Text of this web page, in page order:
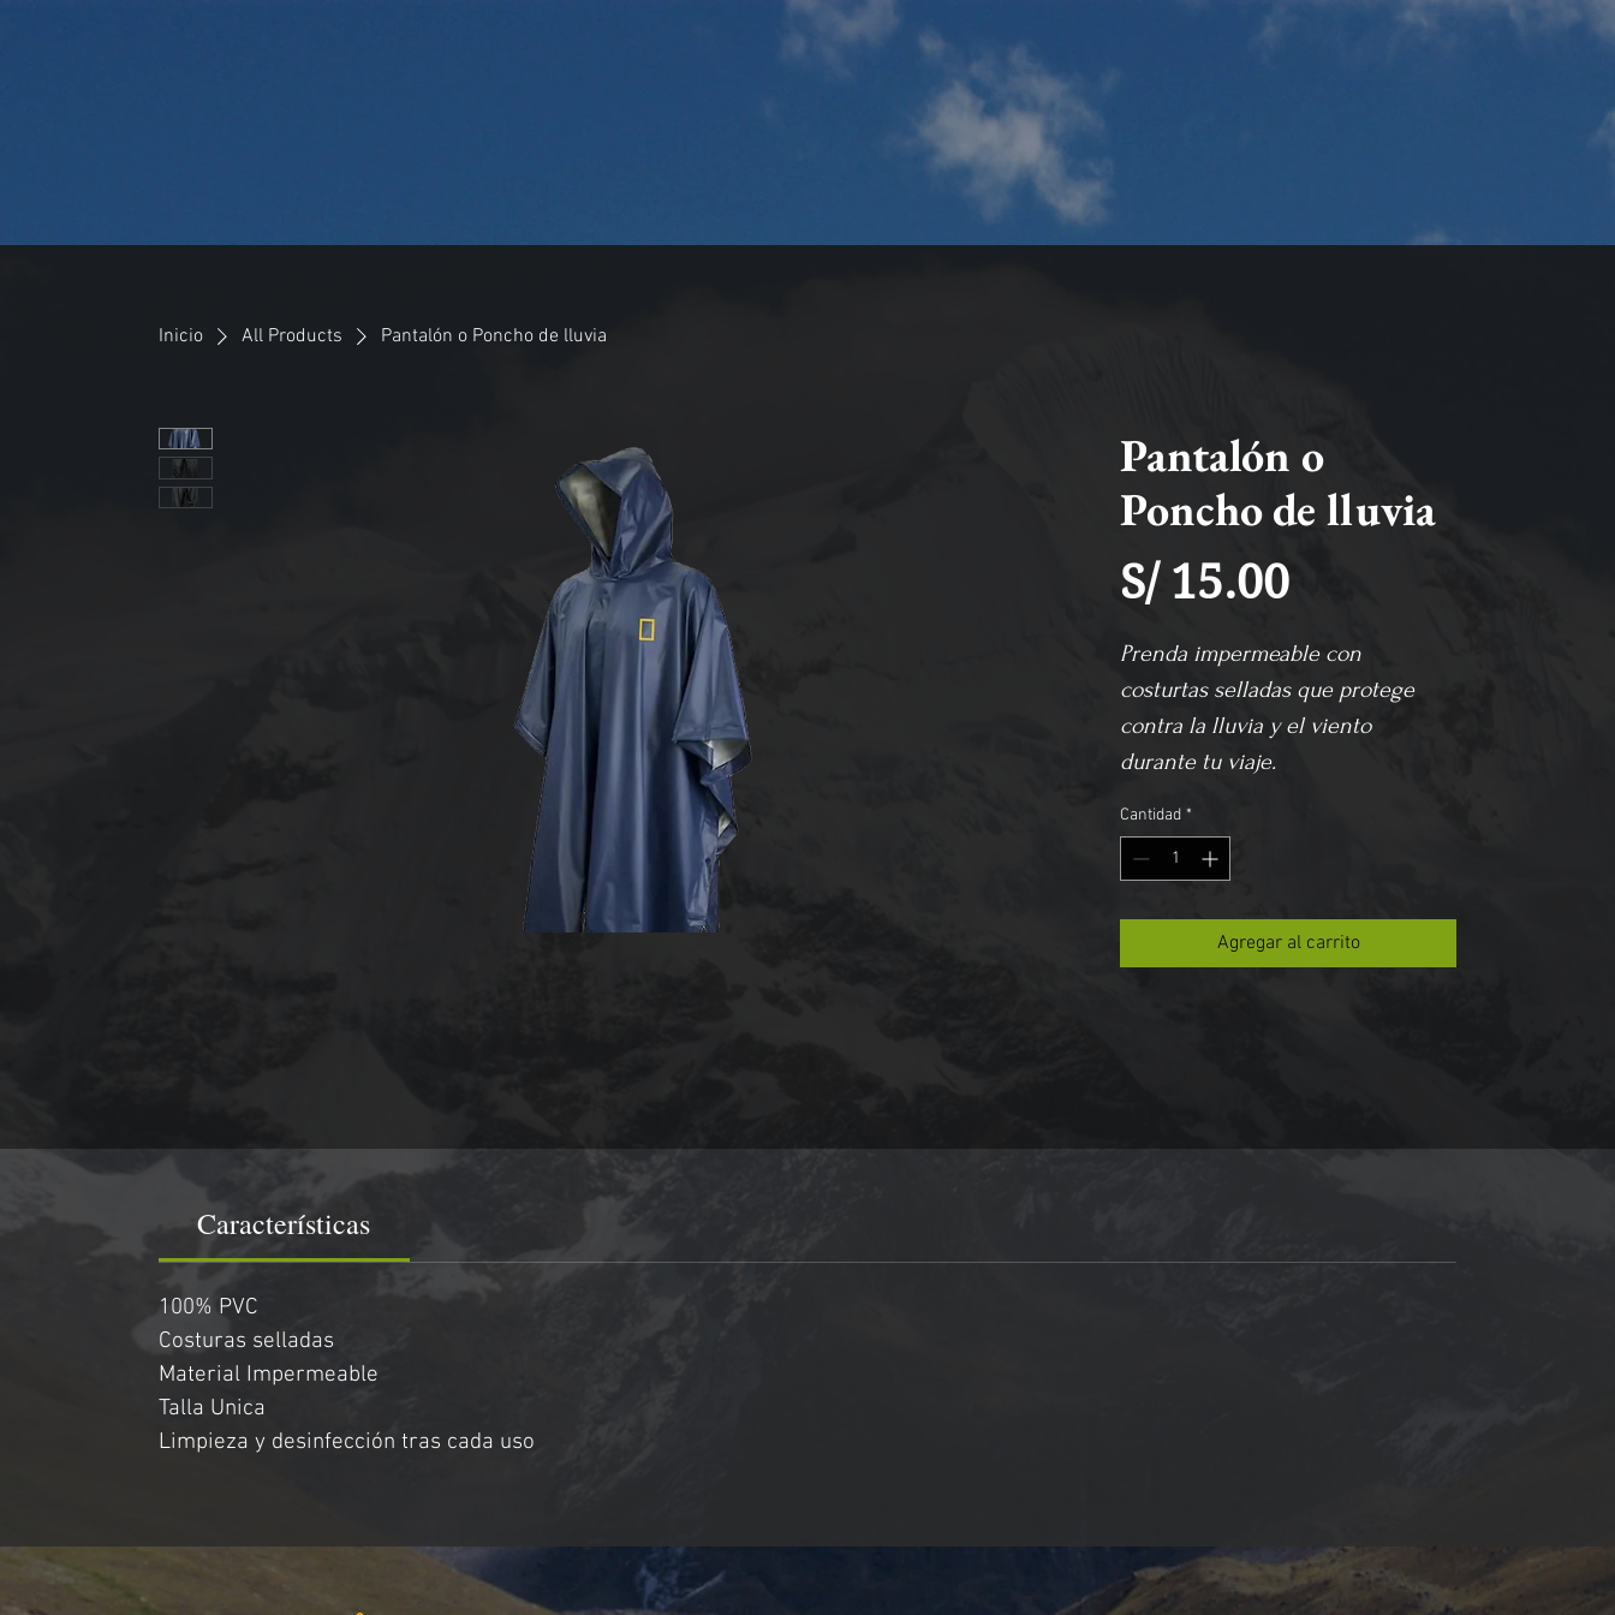
Inicio All Products Pantalón o Poncho de lluvia
Pantalón o
Poncho de lluvia
S/ 15.00Precio
Prenda impermeable con
costurtas selladas que protege
contra la lluvia y el viento
durante tu viaje.
Cantidad *
Agregar al carrito
Características
100% PVC
Costuras selladas
Material Impermeable
Talla Unica
Limpieza y desinfección tras cada uso